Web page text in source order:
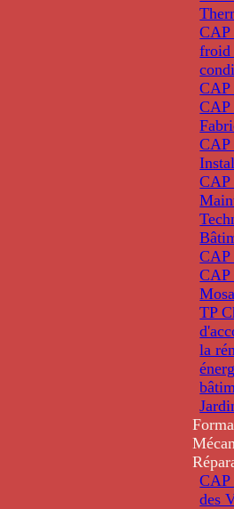
CAP
froid
CAP
CAP
CAP
CAP
CAP
CAP
TP
la
CAP
des